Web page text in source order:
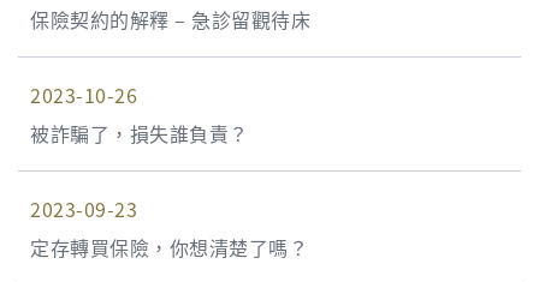
保險契約的解釋 – 急診留觀待床
2023-10-26
被詐騙了，損失誰負責？
2023-09-23
定存轉買保險，你想清楚了嗎？